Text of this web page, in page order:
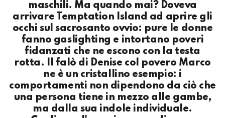
maschili. Ma quando mai? Doveva
arrivare Temptation Island ad aprire gli
occhi sul sacrosanto ovvio: pure le donne
fanno gaslighting e intortano poveri
fidanzati che ne escono con la testa
rotta. Il falò di Denise col povero Marco
ne è un cristallino esempio: i
comportamenti non dipendono da ciò che
una persona tiene in mezzo alle gambe,
ma dalla sua indole individuale.